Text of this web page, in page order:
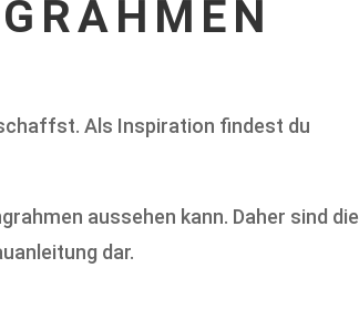
Als Inspiration findest du
aussehen kann. Daher sind die
dar.